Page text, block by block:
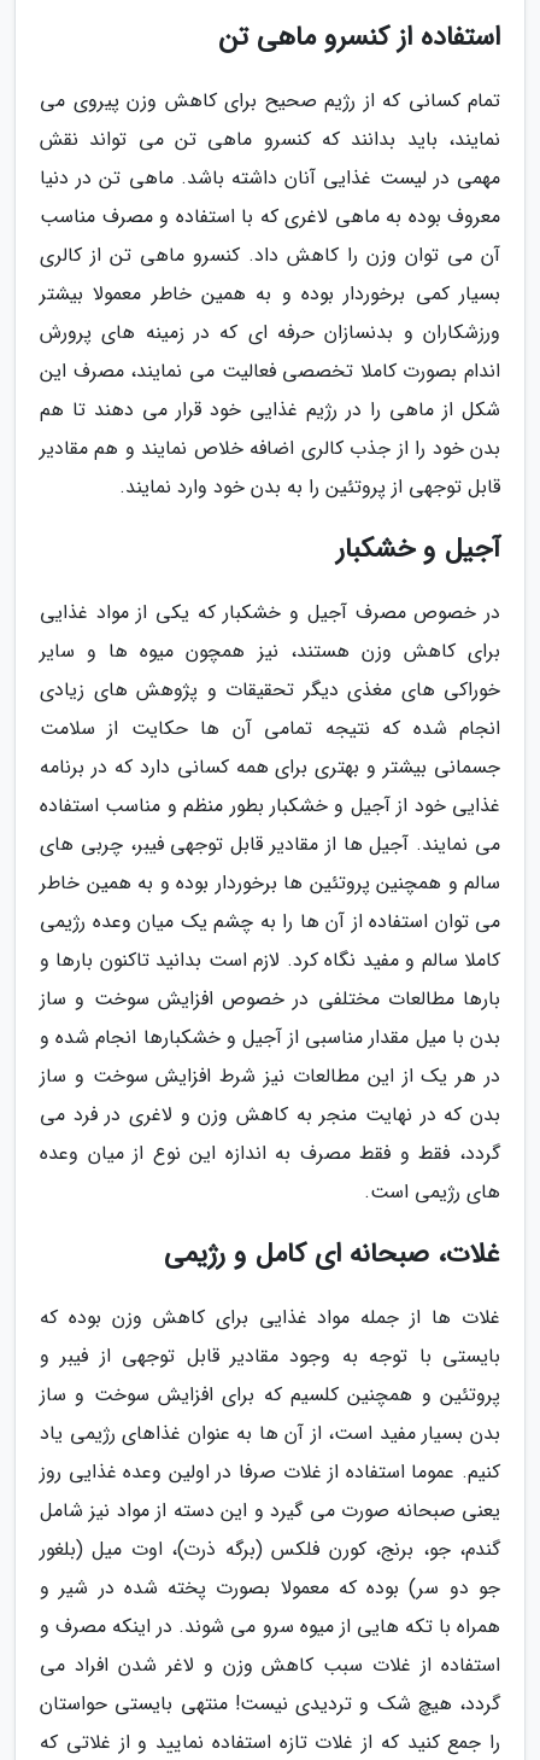
استفاده از کنسرو ماهی تن
تمام کسانی که از رژیم صحیح برای کاهش وزن پیروی می
نمایند، باید بدانند که کنسرو ماهی تن می تواند نقش
مهمی در لیست غذایی آنان داشته باشد. ماهی تن در دنیا
معروف بوده به ماهی لاغری که با استفاده و مصرف مناسب
آن می توان وزن را کاهش داد. کنسرو ماهی تن از کالری
بسیار کمی برخوردار بوده و به همین خاطر معمولا بیشتر
ورزشکاران و بدنسازان حرفه ای که در زمینه های پرورش
اندام بصورت کاملا تخصصی فعالیت می نمایند، مصرف این
شکل از ماهی را در رژیم غذایی خود قرار می دهند تا هم
بدن خود را از جذب کالری اضافه خلاص نمایند و هم مقادیر
قابل توجهی از پروتئین را به بدن خود وارد نمایند.
آجیل و خشکبار
در خصوص مصرف آجیل و خشکبار که یکی از مواد غذایی
برای کاهش وزن هستند، نیز همچون میوه ها و سایر
خوراکی های مغذی دیگر تحقیقات و پژوهش های زیادی
انجام شده که نتیجه تمامی آن ها حکایت از سلامت
جسمانی بیشتر و بهتری برای همه کسانی دارد که در برنامه
غذایی خود از آجیل و خشکبار بطور منظم و مناسب استفاده
می نمایند. آجیل ها از مقادیر قابل توجهی فیبر، چربی های
سالم و همچنین پروتئین ها برخوردار بوده و به همین خاطر
می توان استفاده از آن ها را به چشم یک میان وعده رژیمی
کاملا سالم و مفید نگاه کرد. لازم است بدانید تاکنون بارها و
بارها مطالعات مختلفی در خصوص افزایش سوخت و ساز
بدن با میل مقدار مناسبی از آجیل و خشکبارها انجام شده و
در هر یک از این مطالعات نیز شرط افزایش سوخت و ساز
بدن که در نهایت منجر به کاهش وزن و لاغری در فرد می
گردد، فقط و فقط مصرف به اندازه این نوع از میان وعده
های رژیمی است.
غلات، صبحانه ای کامل و رژیمی
غلات ها از جمله مواد غذایی برای کاهش وزن بوده که
بایستی با توجه به وجود مقادیر قابل توجهی از فیبر و
پروتئین و همچنین کلسیم که برای افزایش سوخت و ساز
بدن بسیار مفید است، از آن ها به عنوان غذاهای رژیمی یاد
کنیم. عموما استفاده از غلات صرفا در اولین وعده غذایی روز
یعنی صبحانه صورت می گیرد و این دسته از مواد نیز شامل
گندم، جو، برنج، کورن فلکس (برگه ذرت)، اوت میل (بلغور
جو دو سر) بوده که معمولا بصورت پخته شده در شیر و
همراه با تکه هایی از میوه سرو می شوند. در اینکه مصرف و
استفاده از غلات سبب کاهش وزن و لاغر شدن افراد می
گردد، هیچ شک و تردیدی نیست! منتهی بایستی حواستان
را جمع کنید که از غلات تازه استفاده نمایید و از غلاتی که